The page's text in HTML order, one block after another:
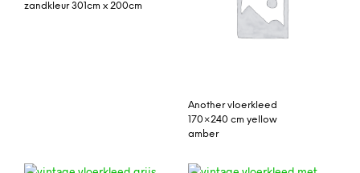
zandkleur 301cm x 200cm
Another vloerkleed
170×240 cm yellow
amber